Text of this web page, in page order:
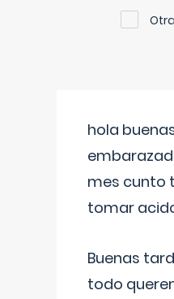
hola
mes cunto
tomar
Buenas
todo